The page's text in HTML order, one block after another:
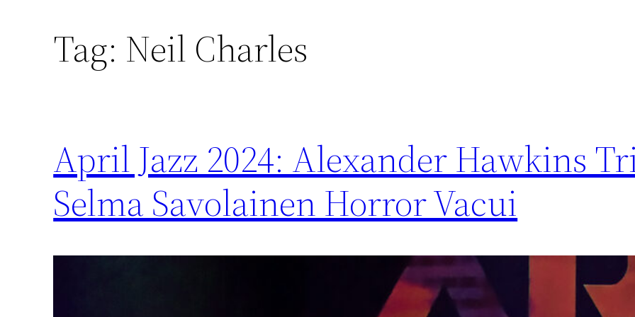
Tag: Neil Charles
April Jazz 2024: Alexander Hawkins
Selma Savolainen Horror Vacui